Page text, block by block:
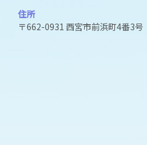
住所
〒662-0931 西宮市前浜町4番3号